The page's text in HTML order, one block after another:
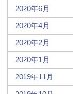
2020年6月
2020年4月
2020年2月
2020年1月
2019年11月